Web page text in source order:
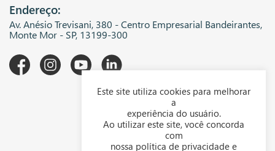
Endereço:
Av. Anésio Trevisani, 380 - Centro Empresarial Bandeirantes,
Monte Mor - SP, 13199-300
Downloads
Representantes
Este site utiliza cookies para melhorar
a
experiência do usuário.
Ao utilizar este site, você concorda
com
nossa política de privacidade e